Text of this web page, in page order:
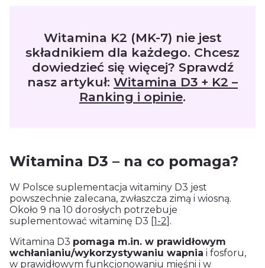
Witamina K2 (MK-7) nie jest
składnikiem dla każdego. Chcesz
dowiedzieć się więcej? Sprawdź
nasz artykuł: Witamina D3 + K2 –
Ranking i opinie.
Witamina D3 – na co pomaga?
W Polsce suplementacja witaminy D3 jest
powszechnie zalecana, zwłaszcza zimą i wiosną.
Około 9 na 10 dorosłych potrzebuje
suplementować witaminę D3 [1-2] .
Witamina D3 pomaga m.in. w prawidłowym
wchłanianiu/wykorzystywaniu wapnia i fosforu,
w prawidłowym funkcjonowaniu mięśni i w